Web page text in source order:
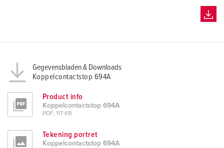
Gegevensbladen & Downloads
Koppelcontactstop 694A
Product info
Koppelcontactstop 694A
PDF, 117 KB
Tekening portret
Koppelcontactstop 694A